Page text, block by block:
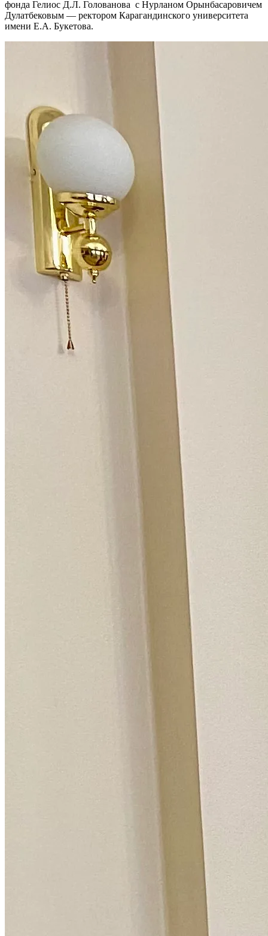
фонда Гелиос Д.Л. Голованова с Нурланом Орынбасаровичем
Дулатбековым — ректором Карагандинского университета
имени Е.А. Букетова.